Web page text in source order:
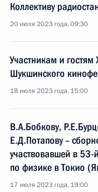
Коллективу
20 июля 2023 года, 09:30
Участникам и гостям
Шукшинского
18 июля 2023 года, 15:00
В.А.Бобкову,
Е.Д.Потапову –
участвовавшей в
по физике в Токио
17 июля 2023 года, 19:00